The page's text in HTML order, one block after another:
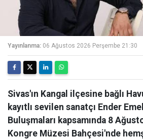
Yayınlanma: 06 Ağustos 2026 Perşembe 21:30
Sivas'ın Kangal ilçesine bağlı
kayıtlı sevilen sanatçı Ender
Buluşmaları kapsamında 8
Kongre Müzesi Bahçesi'nde